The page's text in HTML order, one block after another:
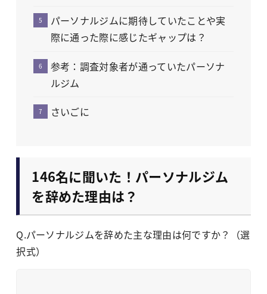
パーソナルジムに期待していたことや実
際に通った際に感じたギャップは？
参考：調査対象者が通っていたパーソナ
ルジム
さいごに
146名に聞いた！パーソナルジム
を辞めた理由は？
Q.パーソナルジムを辞めた主な理由は何ですか？（選
択式）